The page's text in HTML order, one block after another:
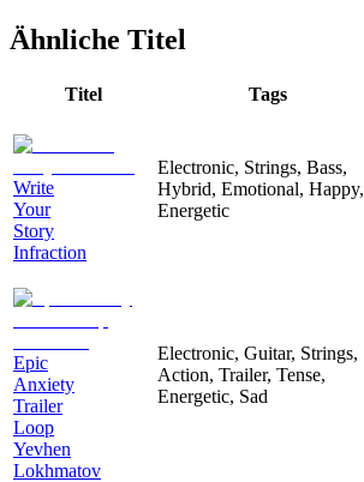
Ähnliche Titel
Titel Tags
Write
Your
Story
Infraction
Electronic, Strings, Bass,
Hybrid, Emotional, Happy,
Energetic
Epic
Anxiety
Trailer
Loop
Yevhen
Lokhmatov
Electronic, Guitar, Strings,
Action, Trailer, Tense,
Energetic, Sad